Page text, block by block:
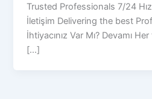
Trusted Professionals 7/24
İletişim Delivering the best
İhtiyacınız Var Mı? Devamı
[...]